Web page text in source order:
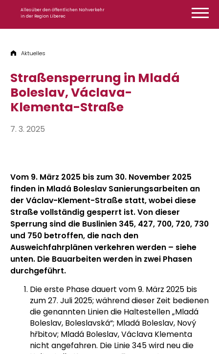
Alles über den öffentlichen Nahverkehr
in der Region Liberec
Aktuelles
Straßensperrung in Mladá
Boleslav, Václava-
Klementa-Straße
7. 3. 2025
Vom 9. März 2025 bis zum 30. November 2025
finden in Mladá Boleslav Sanierungsarbeiten an
der Václav-Klement-Straße statt, wobei diese
Straße vollständig gesperrt ist. Von dieser
Sperrung sind die Buslinien 345, 427, 700, 720, 730
und 750 betroffen, die nach den
Ausweichfahrplänen verkehren werden – siehe
unten. Die Bauarbeiten werden in zwei Phasen
durchgeführt.
Die erste Phase dauert vom 9. März 2025 bis
zum 27. Juli 2025; während dieser Zeit bedienen
die genannten Linien die Haltestellen „Mladá
Boleslav, Boleslavská“; Mladá Boleslav, Nový
hřbitov; Mladá Boleslav, Václava Klementa
nicht angefahren. Die Linie 345 wird neu die